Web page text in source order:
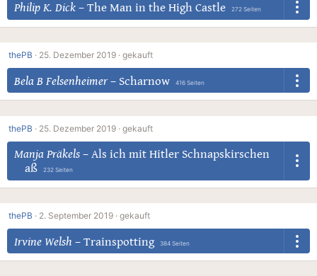
Philip K. Dick – The Man in the High Castle 272 Seiten
thePB · 25. Dezember 2019 · gekauft
Bela B Felsenheimer– Scharnow 416 Seiten
thePB · 25. Dezember 2019 · gekauft
Manja Präkels – Als ich mit Hitler Schnapskirschen
aß
232 Seiten
thePB · 2. September 2019 · gekauft
Irvine Welsh – Trainspotting 384 Seiten